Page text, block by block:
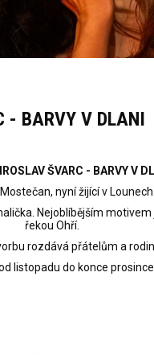
- BARVY V DLANI
ŠVARC - BARVY V
nyní žijící v Lounech.
Nejoblíbějším
řekou Ohří.
rozdává přátelům a
listopadu do konce prosince